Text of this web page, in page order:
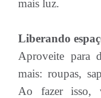
mais luz.
Liberando
Aproveite para
mais: roupas,
Ao fazer isso,